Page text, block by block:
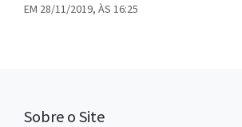
EM 28/11/2019, ÀS 16:25
Sobre o Site